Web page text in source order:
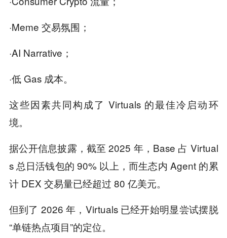
·Meme 交易氛围；
·AI Narrative；
·低 Gas 成本。
这些因素共同构成了 Virtuals 的最佳冷启动环
境。
据公开信息披露，截至 2025 年，Base 占 Virtual
s 总日活钱包的 90% 以上，而生态内 Agent 的累
计 DEX 交易量已经超过 80 亿美元。
但到了 2026 年，Virtuals 已经开始明显尝试摆脱
“单链热点项目”的定位。